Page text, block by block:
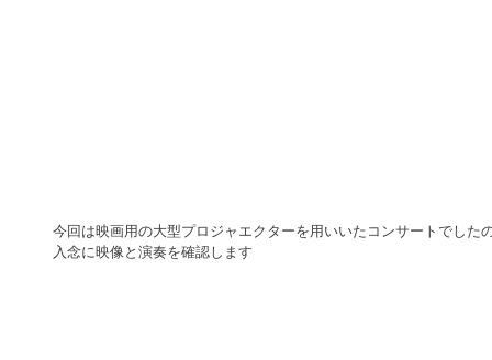
今回は映画用の大型プロジャエクターを用いいたコンサートでした
入念に映像と演奏を確認します